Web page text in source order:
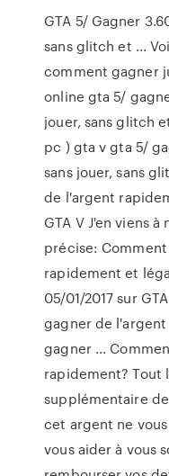
GTA 5/ Gagner
sans glitch et ...
comment gagner
online gta 5/
jouer, sans glitch
pc ) gta v gta 5/
sans jouer, sans
de l'argent
GTA V J'en viens
précise:
rapidement et
05/01/2017 sur
gagner de
gagner ...
rapidement? Tout
supplémentaire
cet argent ne
vous aider à vous